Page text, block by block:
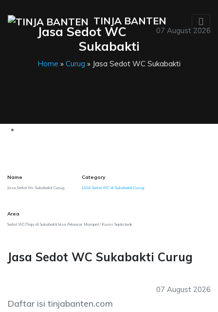
TINJA BANTEN
07 August 2026
Jasa Sedot WC
Sukabakti
Home » Curug » Jasa Sedot WC Sukabakti
Name
Jasa Sedot Wc Sukabakti Curug
Category
JASA Sedot WC di Sukabakti Curug
Area
Sedot WC/Tinja di Sukabakti bisa Pelancar Mampet / Kuras Septictank
Jasa Sedot WC Sukabakti Curug
07 August 2026
Daftar isi tinjabanten.com